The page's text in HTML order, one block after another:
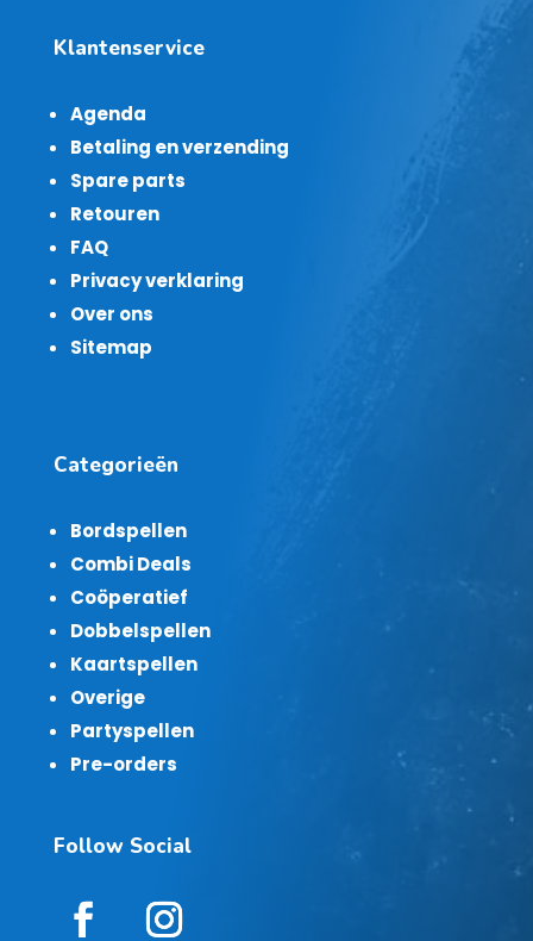
Klantenservice
Agenda
Betaling en verzending
Spare parts
Retouren
FAQ
Privacy verklaring
Over ons
Sitemap
Categorieën
Bordspellen
Combi Deals
Coöperatief
Dobbelspellen
Kaartspellen
Overige
Partyspellen
Pre-orders
Follow Social